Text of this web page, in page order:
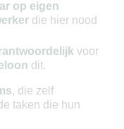
op eigen
die hier nood
voor
dit.
, die zelf
taken die hun